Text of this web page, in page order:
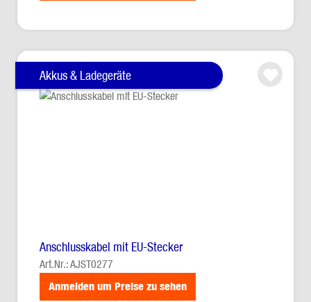
Akkus & Ladegeräte
Anschlusskabel mit EU-Stecker
Art.Nr.: AJST0277
Anmelden um Preise zu sehen